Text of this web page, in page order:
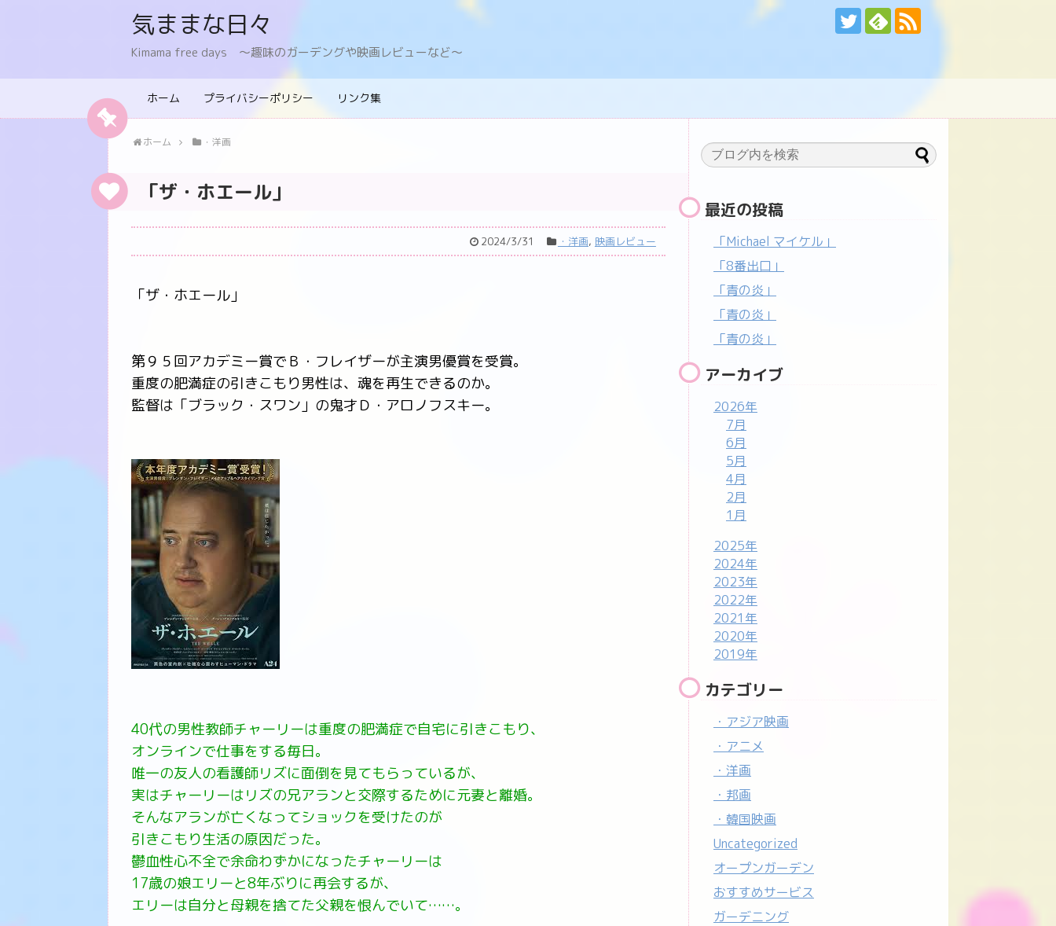
気ままな日々
Kimama free days 〜趣味のガーデングや映画レビューなど〜
ホーム プライバシーポリシー リンク集
ホーム ・洋画
「ザ・ホエール」
2024/3/31 ・洋画, 映画レビュー
「ザ・ホエール」
第９５回アカデミー賞でＢ・フレイザーが主演男優賞を受賞。
重度の肥満症の引きこもり男性は、魂を再生できるのか。
監督は「ブラック・スワン」の鬼才Ｄ・アロノフスキー。
40代の男性教師チャーリーは重度の肥満症で自宅に引きこもり、
オンラインで仕事をする毎日。
唯一の友人の看護師リズに面倒を見てもらっているが、
実はチャーリーはリズの兄アランと交際するために元妻と離婚。
そんなアランが亡くなってショックを受けたのが
引きこもり生活の原因だった。
鬱血性心不全で余命わずかになったチャーリーは
17歳の娘エリーと8年ぶりに再会するが、
エリーは自分と母親を捨てた父親を恨んでいて……。
最近の投稿
「Michael マイケル」
「8番出口」
「青の炎」
「青の炎」
「青の炎」
アーカイブ
2026年
7月
6月
5月
4月
2月
1月
2025年
2024年
2023年
2022年
2021年
2020年
2019年
カテゴリー
・アジア映画
・アニメ
・洋画
・邦画
・韓国映画
Uncategorized
オープンガーデン
おすすめサービス
ガーデニング